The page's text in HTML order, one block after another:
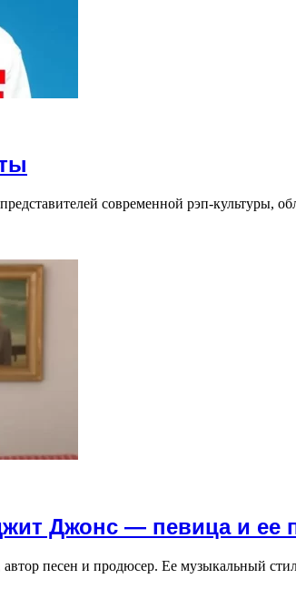
современной рэп-культуры,
Джонс — певица и ее
песен и продюсер. Ее музыкальный